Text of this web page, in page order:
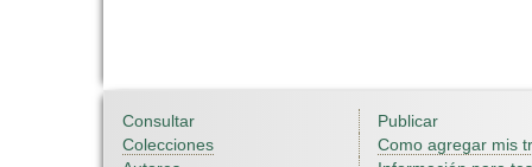
Consultar
Colecciones
Publicar
Como agregar mis